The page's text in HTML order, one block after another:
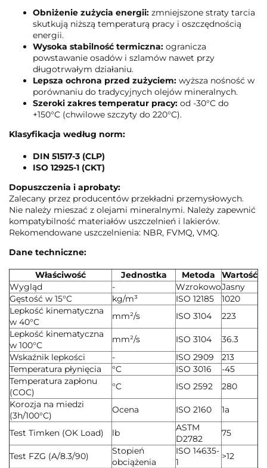
Obniżenie zużycia energii: zmniejszone straty tarcia
skutkują niższą temperaturą pracy i oszczędnością
energii.
Wysoka stabilność termiczna: ogranicza
powstawanie osadów i szlamów nawet przy
długotrwałym działaniu.
Lepsza ochrona przed zużyciem: wyższa nośność w
porównaniu do tradycyjnych olejów mineralnych.
Szeroki zakres temperatur pracy: od -30°C do
+150°C (chwilowe szczyty do 220°C).
Klasyfikacja według norm:
DIN 51517-3 (CLP)
ISO 12925-1 (CKT)
Dopuszczenia i aprobaty:
Zalecany przez producentów przekładni przemysłowych.
Nie należy mieszać z olejami mineralnymi. Należy zapewnić
kompatybilność materiałów uszczelnień i lakierów.
Rekomendowane uszczelnienia: NBR, FVMQ, VMQ.
Dane techniczne:
Właściwość Jednostka Metoda
Wartość
Wygląd
- WzrokowoJasny
Gęstość w 15°C
kg/m³ ISO 12185
1020
Lepkość kinematyczna
w 40°C
mm²/s ISO 3104
223
Lepkość kinematyczna
w 100°C
mm²/s ISO 3104
36.3
Wskaźnik lepkości
- ISO 2909
213
Temperatura płynięcia
°C ISO 3016
-45
Temperatura zapłonu
(COC)
°C ISO 2592
280
Korozja na miedzi
(3h/100°C)
Ocena ISO 2160 1a
Test Timken (OK Load) lb
ASTM
D2782
75
Test FZG (A/8.3/90)
Stopień
obciążenia
ISO 14635-
1
>12